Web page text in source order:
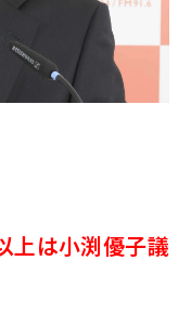
上は小渕優子議